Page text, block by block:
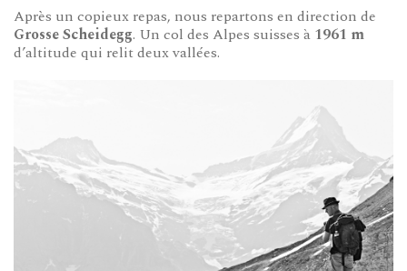
Après un copieux repas, nous repartons en direction de
Grosse Scheidegg. Un col des Alpes suisses à 1961 m
d’altitude qui relit deux vallées.